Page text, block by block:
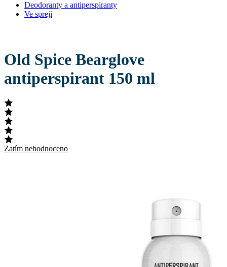
Deodoranty a antiperspiranty
Ve spreji
Old Spice Bearglove
antiperspirant 150 ml
Zatím nehodnoceno